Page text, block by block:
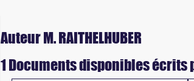
Auteur M. RAITHELHUBER
1 Documents disponibles écrits